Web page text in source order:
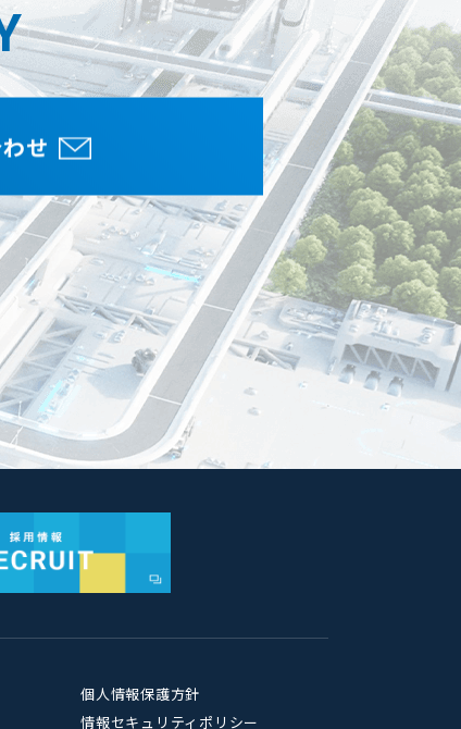
せ
個人情報保護方針
情報セキュリティポリシー